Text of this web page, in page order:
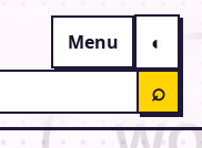
Menu
⌕